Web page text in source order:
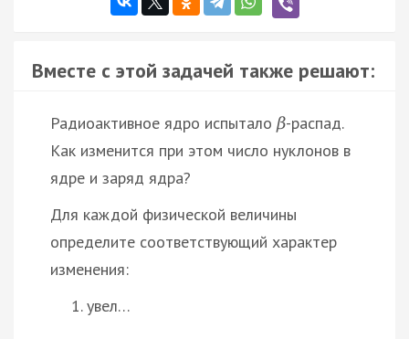
Вместе с этой задачей также решают:
Радиоактивное ядро испытало β-распад.
Как изменится при этом число нуклонов в
ядре и заряд ядра?
Для каждой физической величины
определите соответствующий характер
изменения:
увел…